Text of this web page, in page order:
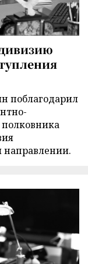
поблагодарил
направлении.